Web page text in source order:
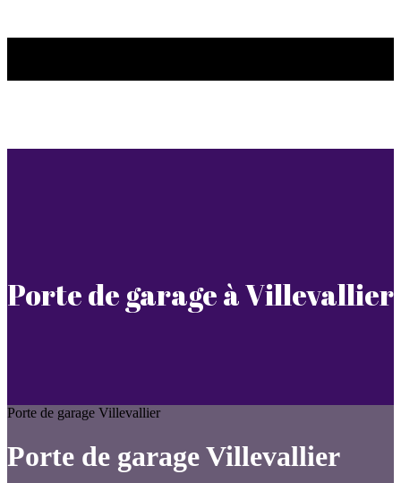
Porte de garage à Villevallier
Porte de garage Villevallier
Porte de garage Villevallier